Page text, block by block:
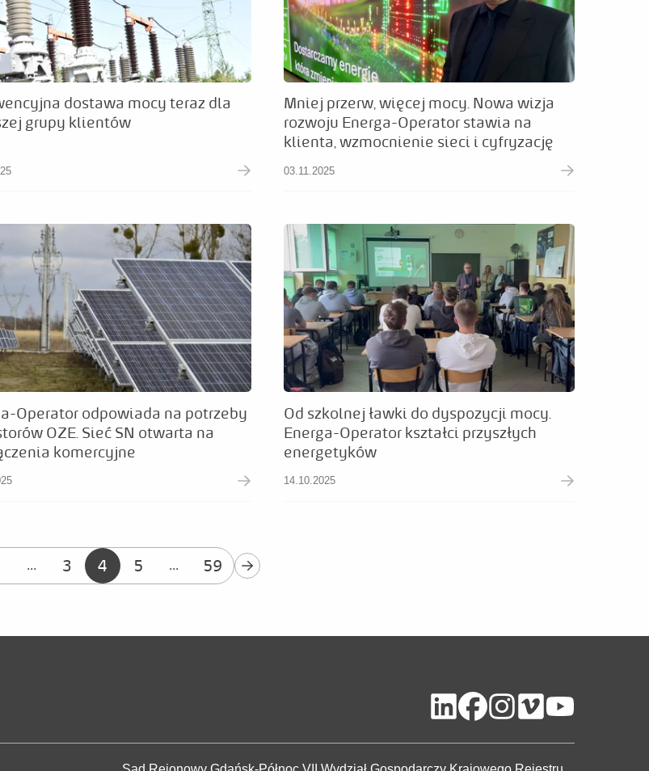
dostawa mocy teraz dla
grupy klientów
Mniej przerw, więcej mocy. Nowa wizja
rozwoju Energa-Operator stawia na
klienta, wzmocnienie sieci i cyfryzację
03.11.2025
Operator odpowiada na potrzeby
OZE. Sieć SN otwarta na
komercyjne
Od szkolnej ławki do dyspozycji mocy.
Energa-Operator kształci przyszłych
energetyków
14.10.2025
... 3 4 5 ... 59